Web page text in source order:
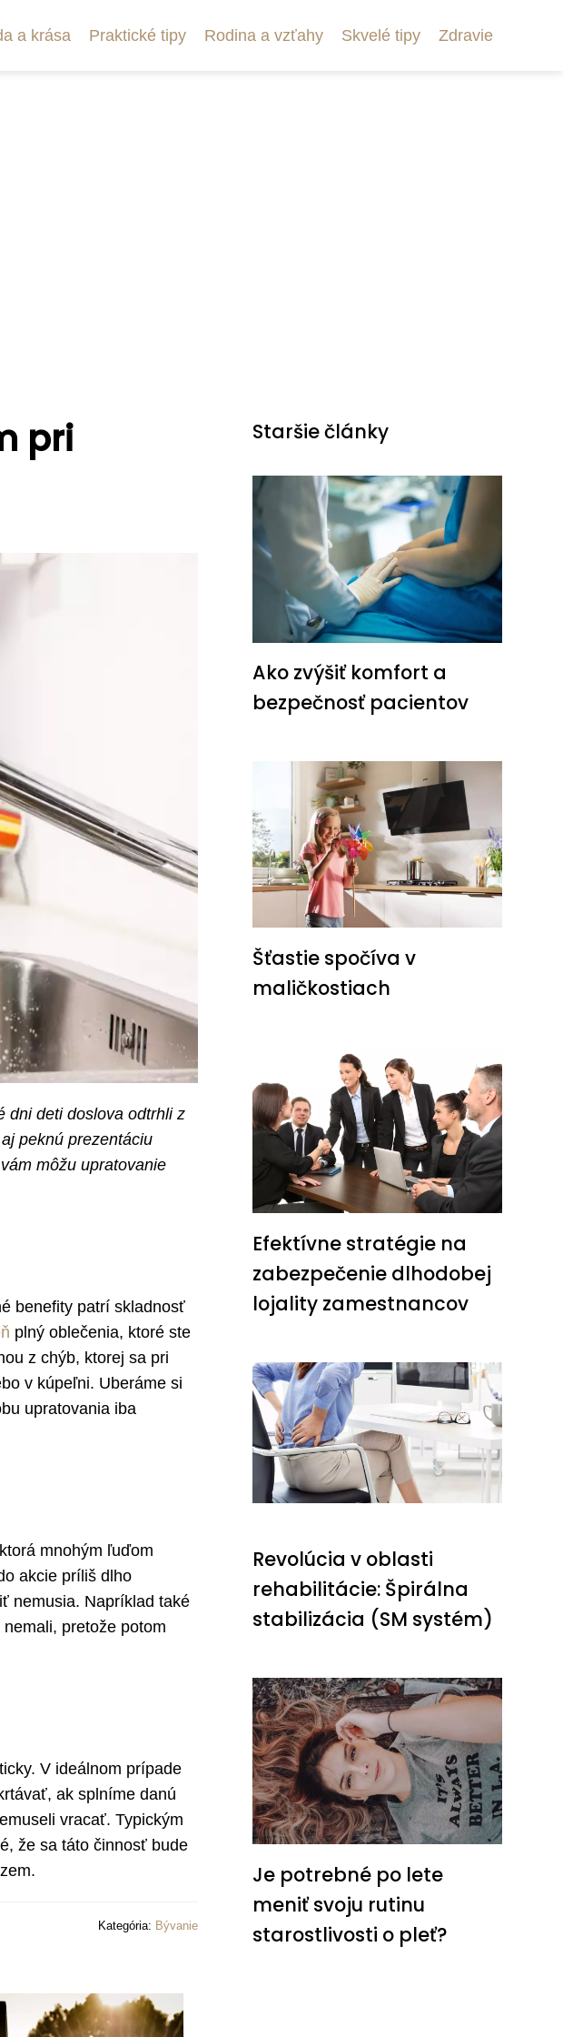
a krása Praktické tipy Rodina a vzťahy Skvelé tipy Zdravie
pri
dni deti doslova odtrhli z
peknú prezentáciu
môžu upratovanie
benefity patrí skladnosť
plný oblečenia, ktoré ste
z chýb, ktorej sa pri
v kúpeľni. Uberáme si
upratovania iba
mnohým ľuďom
akcie príliš dlho
nemusia. Napríklad také
pretože potom
V ideálnom prípade
ak splníme danú
vracať. Typickým
že sa táto činnosť bude
Kategória: Bývanie
Staršie články
Ako zvýšiť komfort a
bezpečnosť pacientov
Šťastie spočíva v
maličkostiach
Efektívne stratégie na
zabezpečenie dlhodobej
lojality zamestnancov
Revolúcia v oblasti
rehabilitácie: Špirálna
stabilizácia (SM systém)
Je potrebné po lete
meniť svoju rutinu
starostlivosti o pleť?